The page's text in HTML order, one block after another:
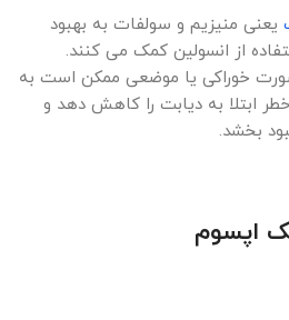
یعنی منیزیم و سولفات به بهبود
از انسولین کمک می کنند.
خوراکی یا موضعی ممکن است به
ابتلا به دیابت را کاهش دهد و
بخشد.
اپسوم